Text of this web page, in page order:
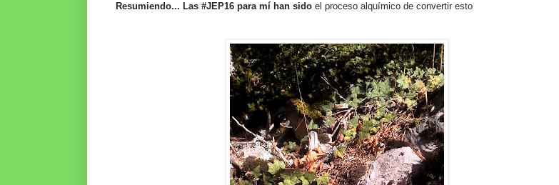
Resumiendo... Las #JEP16 para mí han sido el proceso alquímico de convertir esto